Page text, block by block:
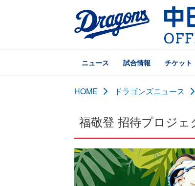
ニュース 試合情報 チケット
HOME ドラゴンズニュース
福敬登 招待プロジェ